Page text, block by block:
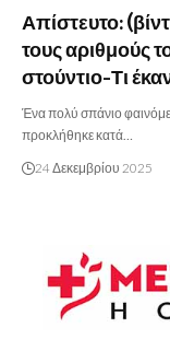
Απίστευτο:
τους αριθμούς
στούντιο-Τι
Ένα πολύ σπάνιο
προκλήθηκε κατά…
24 Δεκεμβρίου 2025